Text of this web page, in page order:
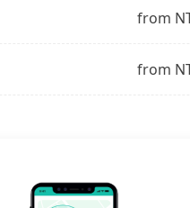
的司機來服務更多的旅客
服務品質的控管會更佳。
的，一般來說越早預訂價
用。這種服務通常適用於
市的長途包車。
from
from